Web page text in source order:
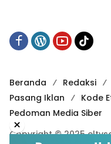
Beranda Redaksi
Pasang Iklan
Kode
Pedoman Media Siber
Copyright © 2025
×